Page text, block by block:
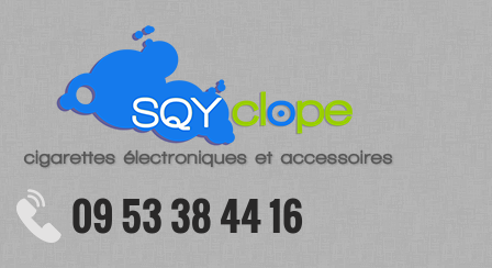
09 53 38 44 16